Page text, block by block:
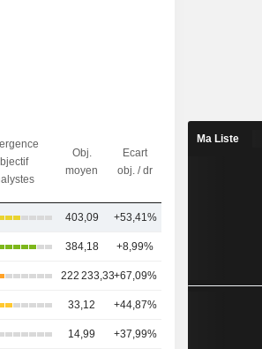
Obj.
moyen
Ecart
obj. / dr
403,09 +53,41%
384,18 +8,99%
222 233,33+67,09%
33,12 +44,87%
14,99 +37,99%
Ma Liste